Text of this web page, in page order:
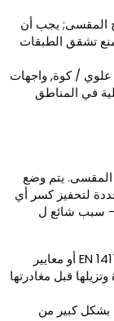
يجب أن
تشقق الطبقات
/ كوة, واجهات
في المناطق
يتم وضع
لتحفيز كسر أي
سبب شائع ل
تم اختباره وفقًا لـ EN 14179 أو معايير
قبل مغادرتها
كبير من